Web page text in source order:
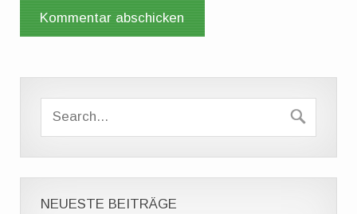
NEUESTE BEITRÄGE